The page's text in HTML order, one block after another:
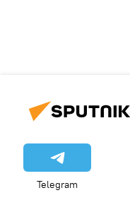
Telegram